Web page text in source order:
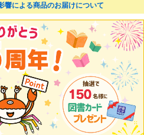
響による商品のお届けについて